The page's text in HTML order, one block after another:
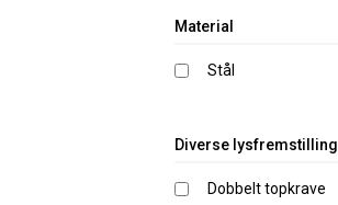
Material
Stål
Diverse lysfremstilling
Dobbelt topkrave